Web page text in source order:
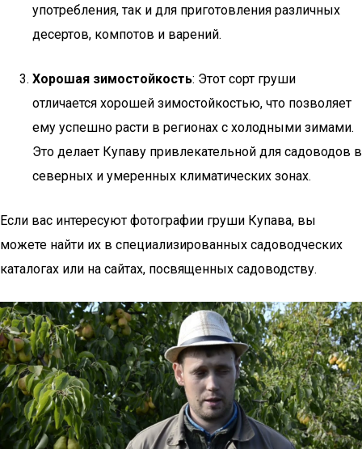
употребления, так и для приготовления различных
десертов, компотов и варений.
Хорошая зимостойкость: Этот сорт груши
отличается хорошей зимостойкостью, что позволяет
ему успешно расти в регионах с холодными зимами.
Это делает Купаву привлекательной для садоводов в
северных и умеренных климатических зонах.
Если вас интересуют фотографии груши Купава, вы
можете найти их в специализированных садоводческих
каталогах или на сайтах, посвященных садоводству.